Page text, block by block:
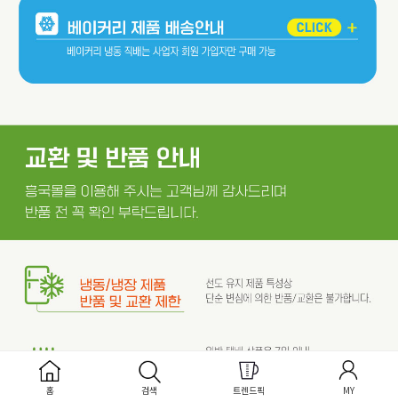
홈 검색 트렌드픽 MY